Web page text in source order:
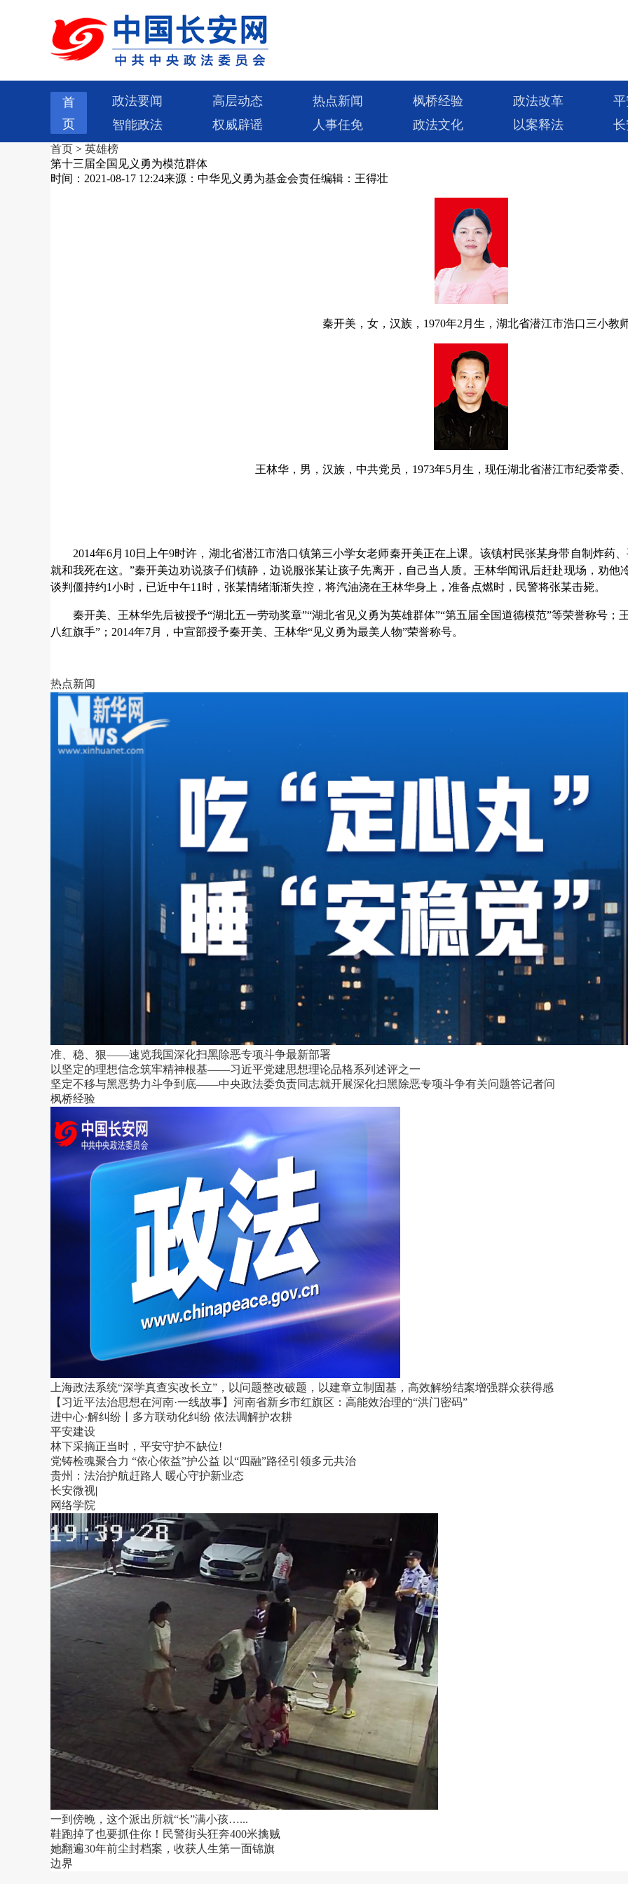
首
页
政法要闻 高层动态 热点新闻 枫桥经验 政法改革
智能政法
权威辟谣 人事任免 政法文化 以案释法
首页 > 英雄榜
第十三届全国见义勇为模范群体
时间：2021-08-17 12:24来源：中华见义勇为基金会责任编辑：王得壮
秦开美，女，汉族，1970年2月生，湖北省潜江市浩口三小教
王林华，男，汉族，中共党员，1973年5月生，现任湖北省潜江市纪委常委
2014年6月10日上午9时许，湖北省潜江市浩口镇第三小学女老师秦开美正在上课。该镇村民张某身带自制炸药
就和我死在这。”秦开美边劝说孩子们镇静，边说服张某让孩子先离开，自己当人质。王林华闻讯后赶赴现场，劝
谈判僵持约1小时，已近中午11时，张某情绪渐渐失控，将汽油浇在王林华身上，准备点燃时，民警将张某击毙。
秦开美、王林华先后被授予“湖北五一劳动奖章”“湖北省见义勇为英雄群体”“第五届全国道德模范”等荣誉称号；
八红旗手”；2014年7月，中宣部授予秦开美、王林华“见义勇为最美人物”荣誉称号。
热点新闻
准、稳、狠——速览我国深化扫黑除恶专项斗争最新部署
以坚定的理想信念筑牢精神根基——习近平党建思想理论品格系列述评之一
坚定不移与黑恶势力斗争到底——中央政法委负责同志就开展深化扫黑除恶专项斗争有关问题答记者问
枫桥经验
上海政法系统“深学真查实改长立”，以问题整改破题，以建章立制固基，高效解纷结案增强群众获得感
【习近平法治思想在河南·一线故事】河南省新乡市红旗区：高能效治理的“洪门密码”
进中心·解纠纷丨多方联动化纠纷 依法调解护农耕
平安建设
林下采摘正当时，平安守护不缺位!
党铸检魂聚合力 “依心依益”护公益 以“四融”路径引领多元共治
贵州：法治护航赶路人 暖心守护新业态
长安微视|
网络学院
一到傍晚，这个派出所就“长”满小孩…...
鞋跑掉了也要抓住你！民警街头狂奔400米擒贼
她翻遍30年前尘封档案，收获人生第一面锦旗
边界